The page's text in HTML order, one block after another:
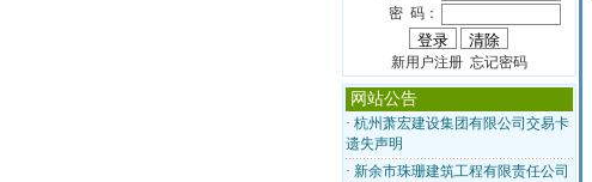
密 码：
新用户注册 忘记密码
网站公告
· 杭州萧宏建设集团有限公司交易卡
遗失声明
· 新余市珠珊建筑工程有限责任公司